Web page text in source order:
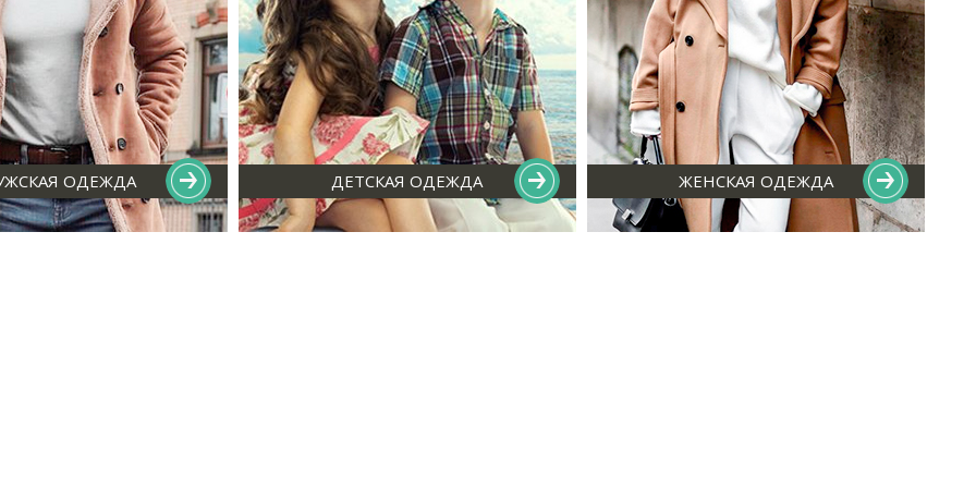
ОДЕЖДА ДЕТСКАЯ ОДЕЖДА ЖЕНСКАЯ ОДЕЖДА